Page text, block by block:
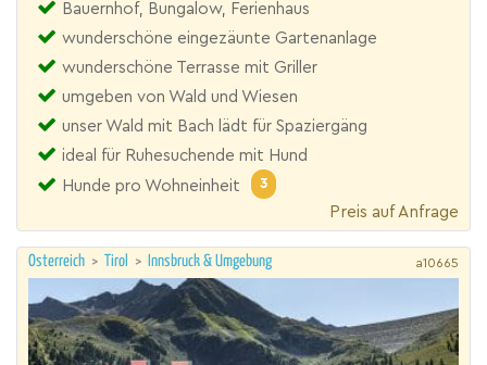
Bauernhof, Bungalow, Ferienhaus
wunderschöne eingezäunte Gartenanlage
wunderschöne Terrasse mit Griller
umgeben von Wald und Wiesen
unser Wald mit Bach lädt für Spaziergäng
ideal für Ruhesuchende mit Hund
Hunde pro Wohneinheit
3
Preis auf Anfrage
Österreich > Tirol > Innsbruck & Umgebung a10665